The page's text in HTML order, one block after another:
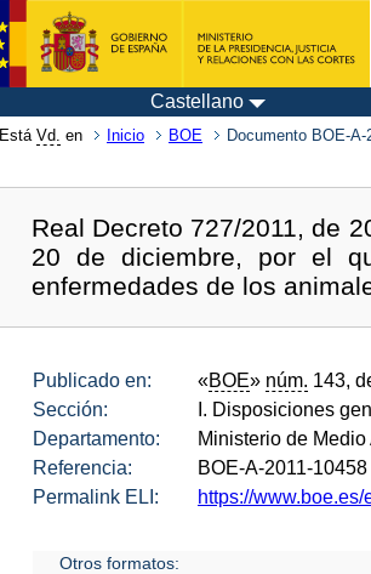
Castellano
Está Vd. en Inicio BOE Documento BOE-A-
Real Decreto 727/2011, de
20 de diciembre, por el
enfermedades de los
Publicado en: «BOE» núm. 143,
Sección:
I. Disposiciones
Departamento:
Ministerio de
Referencia:
BOE-A-2011-10458
Permalink ELI:
https://
Otros formatos: